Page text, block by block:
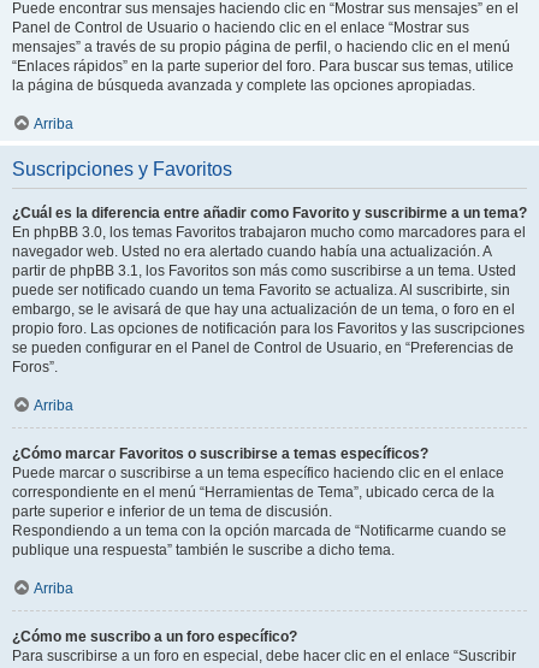
Puede encontrar sus mensajes haciendo clic en “Mostrar sus mensajes” en el
Panel de Control de Usuario o haciendo clic en el enlace “Mostrar sus
mensajes” a través de su propio página de perfil, o haciendo clic en el menú
“Enlaces rápidos” en la parte superior del foro. Para buscar sus temas, utilice
la página de búsqueda avanzada y complete las opciones apropiadas.
Arriba
Suscripciones y Favoritos
¿Cuál es la diferencia entre añadir como Favorito y suscribirme a un tema?
En phpBB 3.0, los temas Favoritos trabajaron mucho como marcadores para el
navegador web. Usted no era alertado cuando había una actualización. A
partir de phpBB 3.1, los Favoritos son más como suscribirse a un tema. Usted
puede ser notificado cuando un tema Favorito se actualiza. Al suscribirte, sin
embargo, se le avisará de que hay una actualización de un tema, o foro en el
propio foro. Las opciones de notificación para los Favoritos y las suscripciones
se pueden configurar en el Panel de Control de Usuario, en “Preferencias de
Foros”.
Arriba
¿Cómo marcar Favoritos o suscribirse a temas específicos?
Puede marcar o suscribirse a un tema específico haciendo clic en el enlace
correspondiente en el menú “Herramientas de Tema”, ubicado cerca de la
parte superior e inferior de un tema de discusión.
Respondiendo a un tema con la opción marcada de “Notificarme cuando se
publique una respuesta” también le suscribe a dicho tema.
Arriba
¿Cómo me suscribo a un foro específico?
Para suscribirse a un foro en especial, debe hacer clic en el enlace “Suscribir